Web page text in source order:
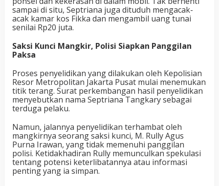
sampai di situ, Septriana juga dituduh mengacak-
acak kamar kos Fikka dan mengambil uang tunai
senilai Rp20 juta.
Saksi Kunci Mangkir, Polisi Siapkan Panggilan
Paksa
Proses penyelidikan yang dilakukan oleh Kepolisian
Resor Metropolitan Jakarta Pusat mulai menemukan
titik terang. Surat perkembangan hasil penyelidikan
menyebutkan nama Septriana Tangkary sebagai
terduga pelaku.
Namun, jalannya penyelidikan terhambat oleh
mangkirnya seorang saksi kunci, M. Rully Agus
Purna Irawan, yang tidak memenuhi panggilan
polisi. Ketidakhadiran Rully memunculkan spekulasi
tentang potensi keterlibatannya atau informasi
penting yang ia simpan.